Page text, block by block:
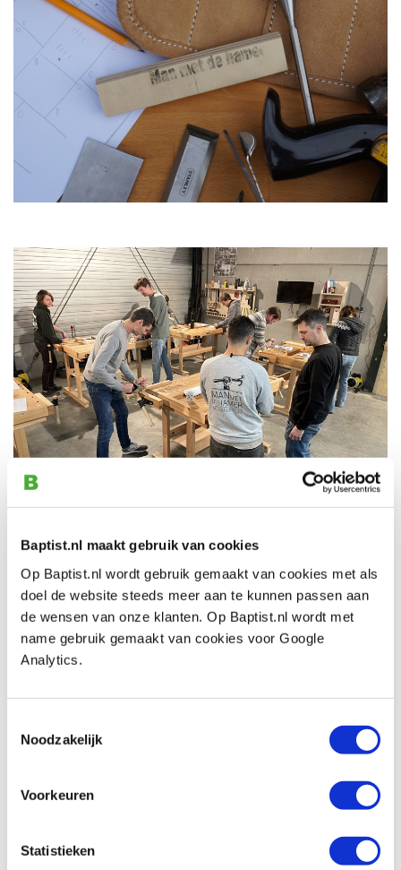
Baptist.nl maakt gebruik van cookies
Op Baptist.nl wordt gebruik gemaakt van cookies met als
doel de website steeds meer aan te kunnen passen aan
de wensen van onze klanten. Op Baptist.nl wordt met
name gebruik gemaakt van cookies voor Google
Analytics.
Noodzakelijk
Voorkeuren
Statistieken
Cursussen of workshops
Address: Rotterdamseweg 402-A4
Postal code: 2629 HH
City: Delft
State: Zuid-Holland
E-mail:info@man-met-de-hamer.nl
Niels, de Man met de Hamer, deelt graag zijn passie
voor hout en het maken van meubels. Dit doet hij aan
de hand van cursussen meubelmaken en houtbewerken
basiscursus en vervolgens de opgedane kennis en